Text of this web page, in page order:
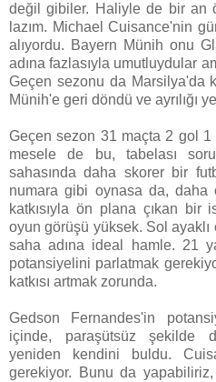
değil gibiler. Haliyle de bir an
lazım. Michael Cuisance'nin
alıyordu. Bayern Münih onu
adına fazlasıyla umutluydular
Geçen sezonu da Marsilya'da
Münih'e geri döndü ve ayrılığı
Geçen sezon 31 maçta 2 gol 1
mesele de bu, tabelası
sahasında daha skorer bir
numara gibi oynasa da, daha
katkısıyla ön plana çıkan
oyun görüşü yüksek. Sol ayaklı
saha adına ideal hamle. 21
potansiyelini parlatmak
katkısı artmak zorunda.
Gedson Fernandes'in
içinde, paraşütsüz şekilde
yeniden kendini buldu.
gerekiyor. Bunu da